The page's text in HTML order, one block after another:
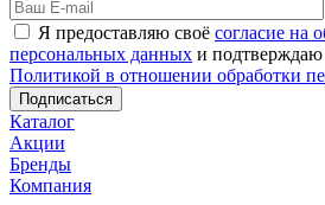
Я предоставляю своё согласие на
персональных данных и подтверждаю
Политикой в отношении обработки
Подписаться
Каталог
Акции
Бренды
Компания